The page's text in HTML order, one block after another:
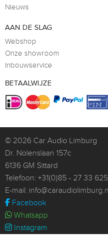
Nieuws
AAN DE SLAG
Webshop
Onze showroom
Inbouwservice
BETAALWIJZE
© 2026 Car Audio Limburg
Dr. Nolenslaan 157c
6136 GM Sittard
Telefoon: +31(0)85 - 27 33 625
E-mail:
Facebook
Whatsapp
Instagram